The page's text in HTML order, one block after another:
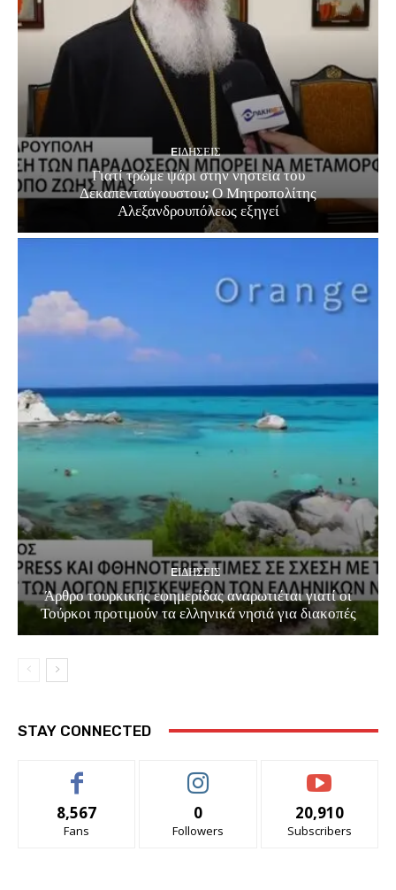
EΙΔΗΣΕΙΣ
Γιατί τρώμε ψάρι στην νηστεία του
Δεκαπενταύγουστου; Ο Μητροπολίτης
Αλεξανδρουπόλεως εξηγεί
EΙΔΗΣΕΙΣ
Άρθρο τουρκικής εφημερίδας αναρωτιέται γιατί οι
Τούρκοι προτιμούν τα ελληνικά νησιά για διακοπές
STAY CONNECTED
8,567
Fans
0
Followers
20,910
Subscribers